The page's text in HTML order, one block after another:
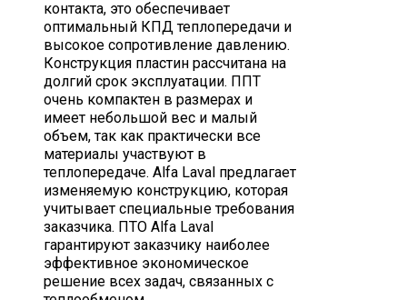
контакта, это обеспечивает
оптимальный КПД теплопередачи и
высокое сопротивление давлению.
Конст­рукция пластин рассчитана на
долгий срок эксплуатации. ППТ
очень компактен в размерах и
имеет небольшой вес и малый
объем, так как практически все
материалы участву­ют в
теплопередаче. Alfa Laval предлагает
изменяемую конструкцию, которая
учитывает специальные требования
заказчика. ПТО Alfa La­val
гарантируют заказчику наиболее
эффективное эконо­мическое
решение всех задач, связанных с